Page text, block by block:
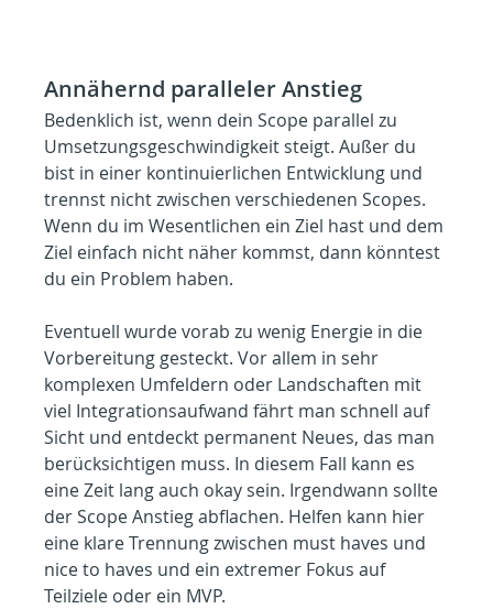
Annähernd paralleler Anstieg
Bedenklich ist, wenn dein Scope parallel zu
Umsetzungsgeschwindigkeit steigt. Außer du
bist in einer kontinuierlichen Entwicklung und
trennst nicht zwischen verschiedenen Scopes.
Wenn du im Wesentlichen ein Ziel hast und dem
Ziel einfach nicht näher kommst, dann könntest
du ein Problem haben.
Eventuell wurde vorab zu wenig Energie in die
Vorbereitung gesteckt. Vor allem in sehr
komplexen Umfeldern oder Landschaften mit
viel Integrationsaufwand fährt man schnell auf
Sicht und entdeckt permanent Neues, das man
berücksichtigen muss. In diesem Fall kann es
eine Zeit lang auch okay sein. Irgendwann sollte
der Scope Anstieg abflachen. Helfen kann hier
eine klare Trennung zwischen must haves und
nice to haves und ein extremer Fokus auf
Teilziele oder ein MVP.